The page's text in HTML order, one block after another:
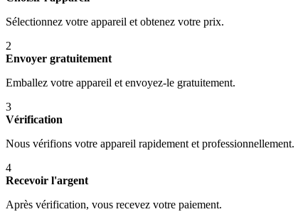
Sélectionnez votre appareil et obtenez votre prix.
2
Envoyer gratuitement
Emballez votre appareil et envoyez-le gratuitement.
3
Vérification
Nous vérifions votre appareil rapidement et professionnellement.
4
Recevoir l'argent
Après vérification, vous recevez votre paiement.